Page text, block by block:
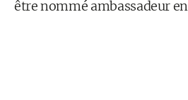
être nommé ambassadeur